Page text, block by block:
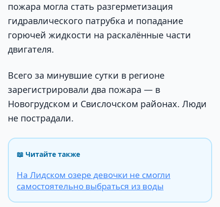
пожара могла стать разгерметизация
гидравлического патрубка и попадание
горючей жидкости на раскалённые части
двигателя.
Всего за минувшие сутки в регионе
зарегистрировали два пожара — в
Новогрудском и Свислочском районах. Люди
не пострадали.
📖 Читайте также
На Лидском озере девочки не смогли
самостоятельно выбраться из воды